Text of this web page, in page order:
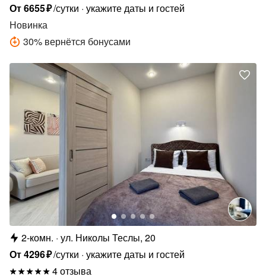
От6655₽/сутки укажите даты и гостей
Новинка
30% вернётся бонусами
2-комн. ул. Николы Теслы, 20
От4296₽/сутки укажите даты и гостей
4 отзыва